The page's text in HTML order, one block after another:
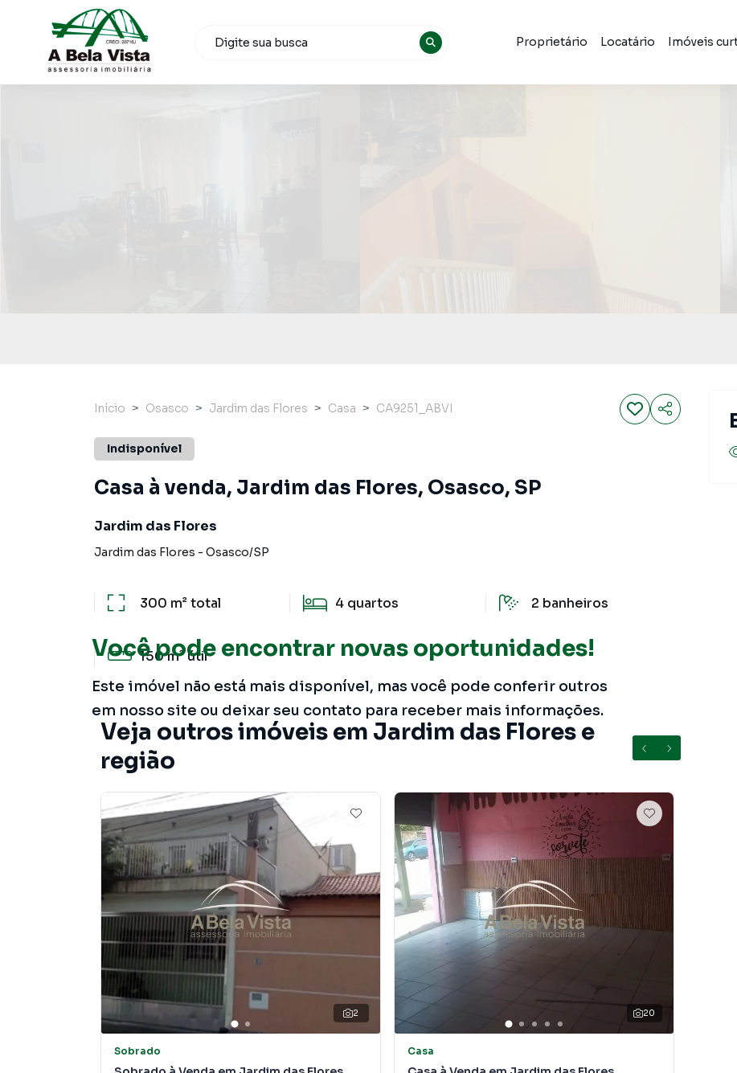
Proprietário Locatário Imóveis
Você pode encontrar novas oportunidades!
Este imóvel não está mais disponível, mas você pode conferir outros
em nosso site ou deixar seu contato para receber mais informações.
Início Osasco Jardim das Flores Casa CA9251_ABVI
Indisponível
Casa à venda, Jardim das Flores, Osasco, SP
Jardim das Flores
Jardim das Flores - Osasco/SP
300 m²total 4 quartos 2 banheiros
150 m²útil
Veja outros imóveis em Jardim das Flores e
região
2
Sobrado
20
Casa